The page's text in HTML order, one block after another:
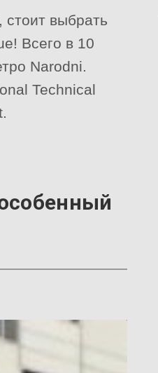
стоит выбрать
Всего в 10
Narodni.
Technical